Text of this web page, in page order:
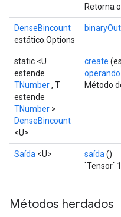
Retorna
DenseBincount
estático.Options
static <U
estende
TNumber, T
estende
TNumber >
DenseBincount
<U>
create
operando
Método
Saída <U> saída ()
`Tensor`
Métodos herdados